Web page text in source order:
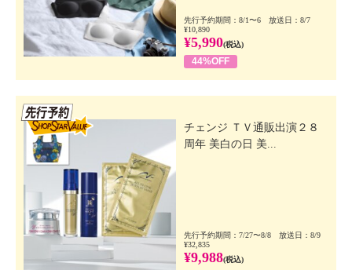
先行予約期間：8/1〜6 放送日：8/7
¥10,890
¥5,990(税込)
44%OFF
チェンジ ＴＶ通販出演２８
周年 美白の日 美...
先行予約期間：7/27〜8/8 放送日：8/9
¥32,835
¥9,988(税込)